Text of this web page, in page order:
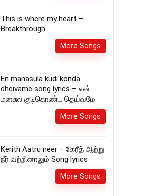
This is where my heart –
Breakthrough
More Songs
En manasula kudi konda
dheivame song lyrics – என்
மனசுல குடிகொண்ட தெய்வமே
More Songs
Kerith Aatru neer – கேரீத் ஆற்று
நீர் வற்றினாலும் Song lyrics
More Songs